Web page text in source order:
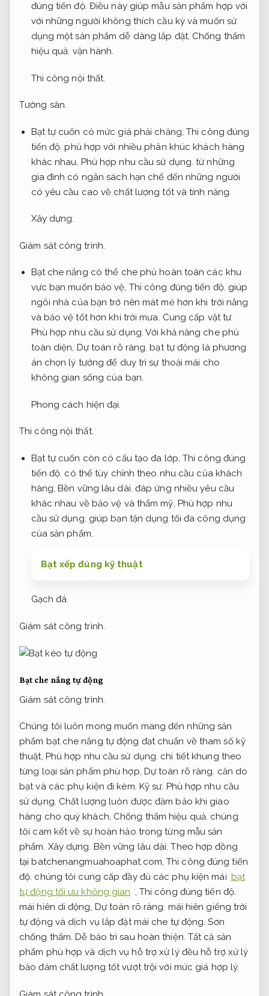
đúng tiến độ. Điều này giúp mẫu sản phẩm hợp với
với những người không thích cầu kỳ và muốn sử
dụng một sản phẩm dễ dàng lắp đặt, Chống thấm
hiệu quả. vận hành.
Thi công nội thất.
Tường sàn.
Bạt tự cuốn có mức giá phải chăng, Thi công đúng
tiến độ. phù hợp với nhiều phân khúc khách hàng
khác nhau, Phù hợp nhu cầu sử dụng. từ những
gia đình có ngân sách hạn chế đến những người
có yêu cầu cao về chất lượng tốt và tính năng.
Xây dựng.
Giám sát công trình.
Bạt che nắng có thể che phủ hoàn toàn các khu
vực bạn muốn bảo vệ, Thi công đúng tiến độ. giúp
ngôi nhà của bạn trở nên mát mẻ hơn khi trời nắng
và bảo vệ tốt hơn khi trời mưa. Cung cấp vật tư.
Phù hợp nhu cầu sử dụng. Với khả năng che phủ
toàn diện, Dự toán rõ ràng. bạt tự động là phương
án chọn lý tưởng để duy trì sự thoải mái cho
không gian sống của bạn.
Phong cách hiện đại.
Thi công nội thất.
Bạt tự cuốn còn có cấu tạo đa lớp,Thi công đúng
tiến độ. có thể tùy chỉnh theo nhu cầu của khách
hàng,Bền vững lâu dài. đáp ứng nhiều yêu cầu
khác nhau về bảo vệ và thẩm mỹ, Phù hợp nhu
cầu sử dụng. giúp bạn tận dụng tối đa công dụng
của sản phẩm.
Bạt xếp đúng kỹ thuật
Gạch đá.
Giám sát công trình.
Bạt che nắng tự động
Giám sát công trình.
Chúng tôi luôn mong muốn mang đến những sản
phẩm bạt che nắng tự động đạt chuẩn về tham số kỹ
thuật, Phù hợp nhu cầu sử dụng. chi tiết khung theo
từng loại sản phẩm phù hợp, Dự toán rõ ràng. căn do
bạt và các phụ kiện đi kèm. Kỹ sư. Phù hợp nhu cầu
sử dụng. Chất lượng luôn được đảm bảo khi giao
hàng cho quý khách, Chống thấm hiệu quả. chúng
tôi cam kết về sự hoàn hảo trong từng mẫu sản
phẩm. Xây dựng. Bền vững lâu dài. Theo hợp đồng
tại batchenangmuahoaphat.com,Thi công đúng tiến
độ. chúng tôi cung cấp đầy đủ các phụ kiện mái bạt
tự động tối ưu không gian , Thi công đúng tiến độ.
mái hiên di động, Dự toán rõ ràng. mái hiên giếng trời
tự động và dịch vụ lắp đặt mái che tự động.Sơn
chống thấm. Dễ bảo trì sau hoàn thiện. Tất cả sản
phẩm phù hợp và dịch vụ hỗ trợ xử lý đều hỗ trợ xử lý
bảo đảm chất lượng tốt vượt trội với mức giá hợp lý.